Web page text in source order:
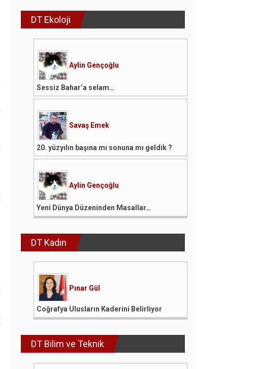
DT Ekoloji
Aylin Gençoğlu
Sessiz Bahar’a selam…
Savaş Emek
20. yüzyılın başına mı sonuna mı geldik ?
Aylin Gençoğlu
Yeni Dünya Düzeninden Masallar…
DT Kadın
Pınar Gül
Coğrafya Ulusların Kaderini Belirliyor
DT Bilim ve Teknik